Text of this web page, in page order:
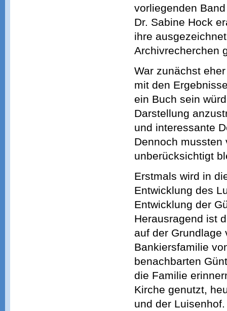
vorliegenden
Dr. Sabine Hock
ihre
Archivrecherchen
War zunächst
mit den
ein Buch sein
Darstellung
und interessante
Dennoch mussten
unberücksichtigt
Erstmals wird in
Entwicklung des
Entwicklung der
Herausragend ist
auf der Grundlage
Bankiersfamilie
benachbarten
die Familie
Kirche genutzt,
und der